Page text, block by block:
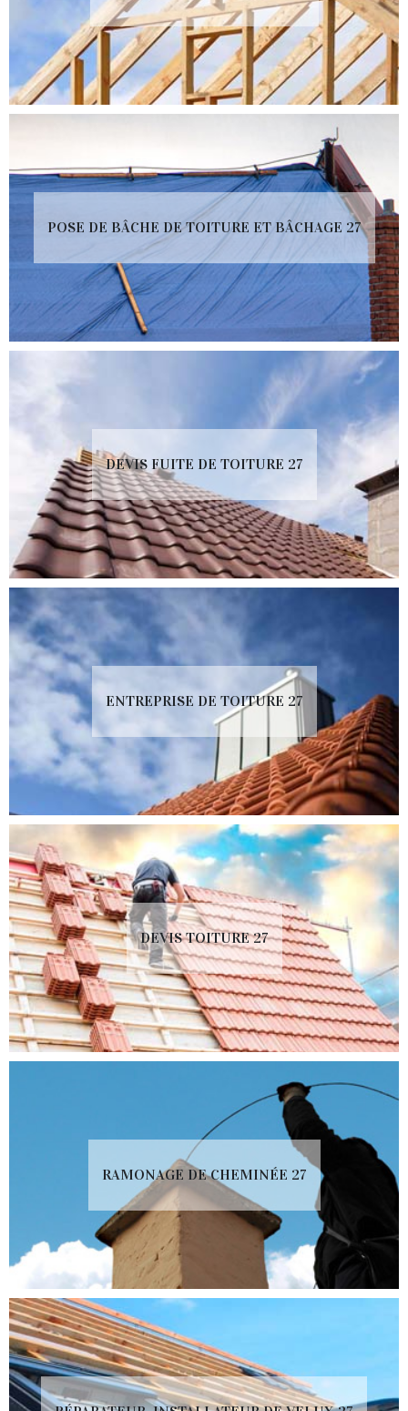
POSE DE BÂCHE DE TOITURE ET BÂCHAGE 27
DEVIS FUITE DE TOITURE 27
ENTREPRISE DE TOITURE 27
DEVIS TOITURE 27
RAMONAGE DE CHEMINÉE 27